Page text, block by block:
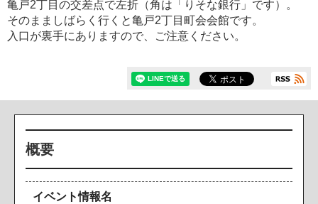
亀戸2丁目の交差点で左折（角は「りそな銀行」です）。
そのまましばらく行くと亀戸2丁目町会会館です。
入口が裏手にありますので、ご注意ください。
概要
イベント情報名